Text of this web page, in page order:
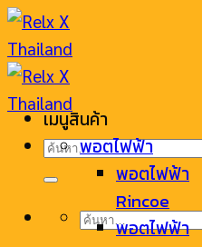
Skip
to
content
ค้นหา:
ค้นหา:
เมนูสินค้า
พอตไฟฟ้า
พอตไฟฟ้า
Rincoe
พอตไฟฟ้า